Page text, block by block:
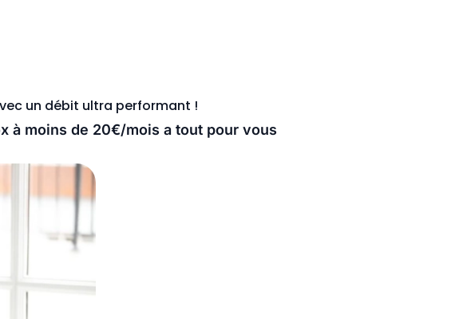
un débit ultra performant !
à moins de 20€/mois a tout pour vous